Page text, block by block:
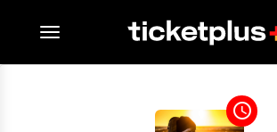
desplegar navegación
access_time